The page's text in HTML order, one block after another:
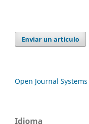
Enviar un artículo
Open Journal Systems
Idioma